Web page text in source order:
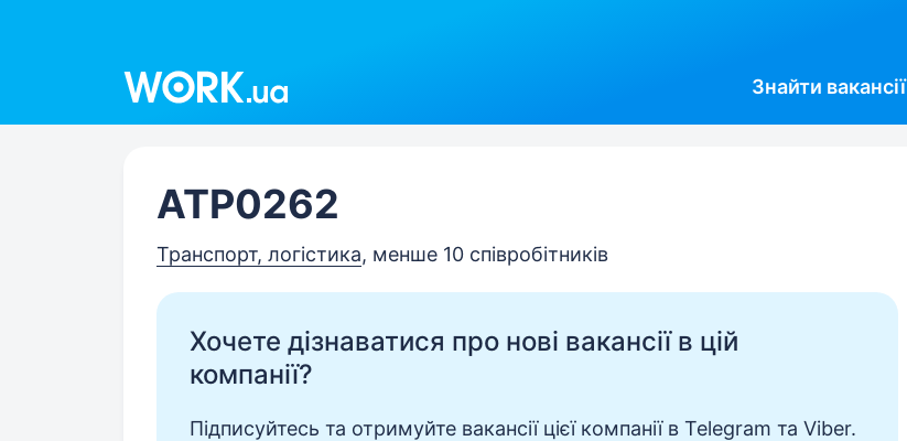
Знайти вакансії
ATP0262
Транспорт, логістика, менше 10 співробітників
Хочете дізнаватися про нові вакансії в цій
компанії?
Підписуйтесь та отримуйте вакансії цієї компанії в Telegram та Viber.